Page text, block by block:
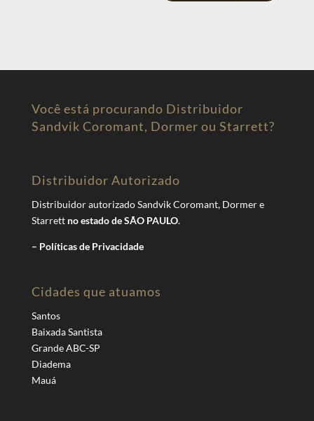
Você está procurando Distribuidor
Sandvik Coromant, Dormer ou Starrett?
Distribuidor Autorizado
Distribuidor autorizado Sandvik Coromant, Dormer e
Starrett no estado de SÃO PAULO.
– Políticas de Privacidade
Cidades que atuamos
Santos
Baixada Santista
Grande ABC-SP
Diadema
Mauá